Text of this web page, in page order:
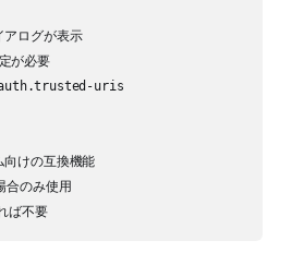
ログが表示
が必要
uris
けの互換機能
のみ使用
- 通常のEdgeで問題なければ不要